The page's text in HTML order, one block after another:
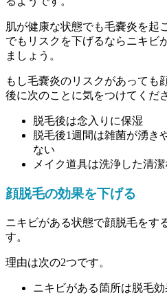
肌が健康な状態でも毛嚢炎を起
でもリスクを下げるならニキビ
ましょう。
もし毛嚢炎のリスクがあっても
後に次のことに気をつけてくだ
脱毛後は念入りに保湿
脱毛後1週間は雑菌が湧き
ない
メイク道具は洗浄した清
顔脱毛の効果を下げる
ニキビがある状態で顔脱毛をす
す。
理由は次の2つです。
ニキビがある箇所は脱毛